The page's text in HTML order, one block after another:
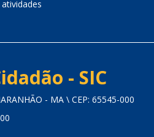
- SIC
- MA \ CEP: 65545-000